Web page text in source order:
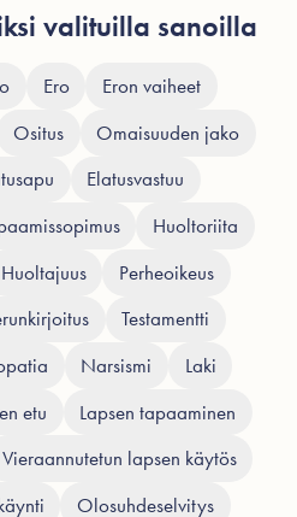
valituilla sanoilla
Ero
Eron vaiheet
Ositus
Omaisuuden jako
Elatusvastuu
Huoltoriita
Huoltajuus
Perheoikeus
Testamentti
Narsismi
Laki
etu
Lapsen tapaaminen
Vieraannutetun lapsen käytös
Olosuhdeselvitys